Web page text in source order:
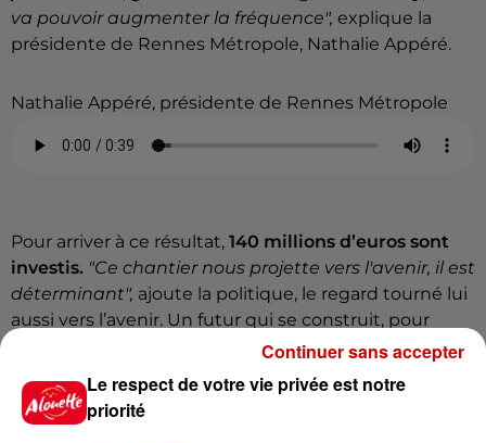
va pouvoir augmenter la fréquence", explique la
présidente de Rennes Métropole, Nathalie Appéré.
Nathalie Appéré, présidente de Rennes Métropole
Pour arriver à ce résultat, 140 millions d’euros sont
investis. "Ce chantier nous projette vers l'avenir, il est
déterminant", ajoute la politique, le regard tourné lui
aussi vers l’avenir. Un futur qui se construit, pour
l’instant, dans un trou béant, en plein cœur de
Le respect de votre vie privée est notre
priorité
Continuer sans accepter